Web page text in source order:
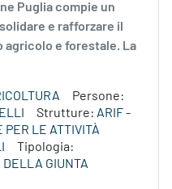
Puglia compie un
e rafforzare il
e forestale. La
Persone:
Strutture: ARIF -
PER LE ATTIVITÀ
Tipologia:
DELLA GIUNTA